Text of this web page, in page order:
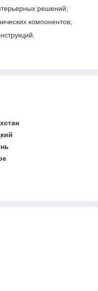
решений;
компонентов;